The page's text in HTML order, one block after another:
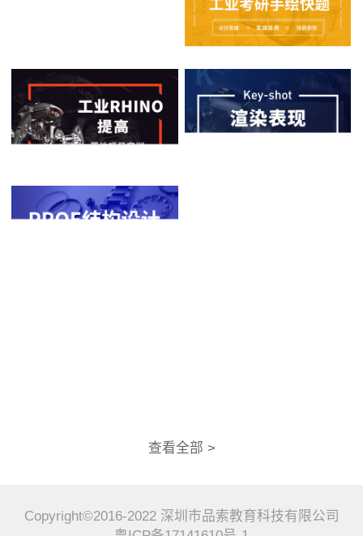
查看全部 >
Copyright©2016-2022 深圳市品索教育科技有限公司